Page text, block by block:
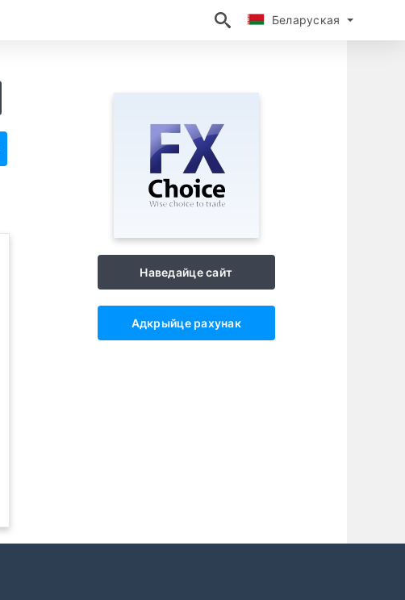
Беларуская
Беларуская
Наведайце сайт
Адкрыйце рахунак